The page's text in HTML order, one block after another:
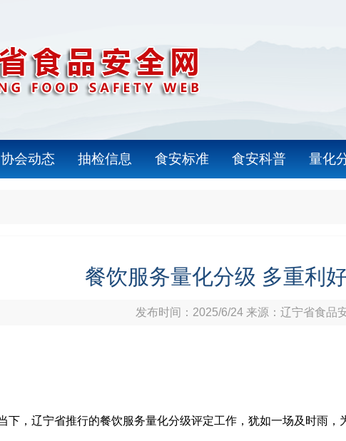
协会动态 抽检信息 食安标准 食安科普 量化
餐饮服务量化分级 多重利
发布时间：2025/6/24 来源：辽宁省食品
下，辽宁省推行的餐饮服务量化分级评定工作，犹如一场及时雨，